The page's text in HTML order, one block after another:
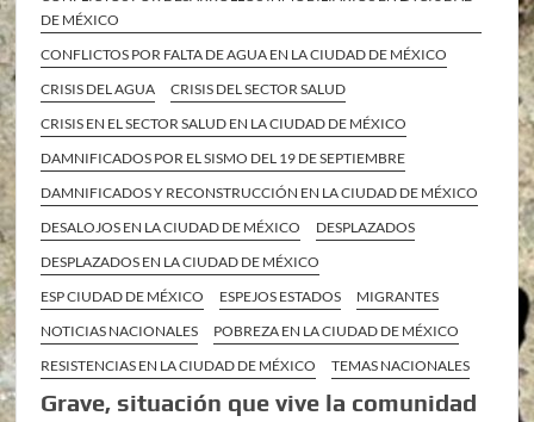
DE MÉXICO
CONFLICTOS POR FALTA DE AGUA EN LA CIUDAD DE MÉXICO
CRISIS DEL AGUA
CRISIS DEL SECTOR SALUD
CRISIS EN EL SECTOR SALUD EN LA CIUDAD DE MÉXICO
DAMNIFICADOS POR EL SISMO DEL 19 DE SEPTIEMBRE
DAMNIFICADOS Y RECONSTRUCCIÓN EN LA CIUDAD DE MÉXICO
DESALOJOS EN LA CIUDAD DE MÉXICO
DESPLAZADOS
DESPLAZADOS EN LA CIUDAD DE MÉXICO
ESP CIUDAD DE MÉXICO
ESPEJOS ESTADOS
MIGRANTES
NOTICIAS NACIONALES
POBREZA EN LA CIUDAD DE MÉXICO
RESISTENCIAS EN LA CIUDAD DE MÉXICO
TEMAS NACIONALES
Grave, situación que vive la comunidad